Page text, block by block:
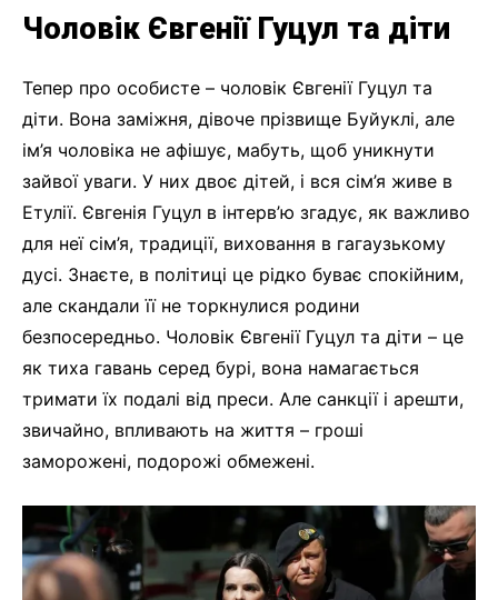
Чоловік Євгенії Гуцул та діти
Тепер про особисте – чоловік Євгенії Гуцул та
діти. Вона заміжня, дівоче прізвище Буйуклі, але
ім’я чоловіка не афішує, мабуть, щоб уникнути
зайвої уваги. У них двоє дітей, і вся сім’я живе в
Етулії. Євгенія Гуцул в інтерв’ю згадує, як важливо
для неї сім’я, традиції, виховання в гагаузькому
дусі. Знаєте, в політиці це рідко буває спокійним,
але скандали її не торкнулися родини
безпосередньо. Чоловік Євгенії Гуцул та діти – це
як тиха гавань серед бурі, вона намагається
тримати їх подалі від преси. Але санкції і арешти,
звичайно, впливають на життя – гроші
заморожені, подорожі обмежені.